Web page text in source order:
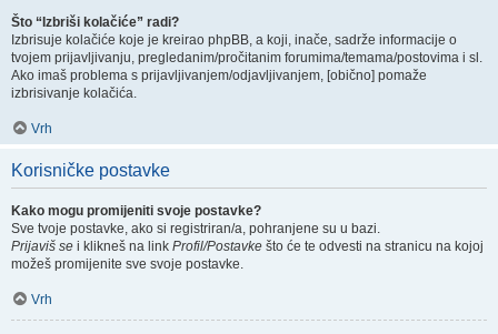
Što “Izbriši kolačiće” radi?
Izbrisuje kolačiće koje je kreirao phpBB, a koji, inače, sadrže informacije o
tvojem prijavljivanju, pregledanim/pročitanim forumima/temama/postovima i sl.
Ako imaš problema s prijavljivanjem/odjavljivanjem, [obično] pomaže
izbrisivanje kolačića.
Vrh
Korisničke postavke
Kako mogu promijeniti svoje postavke?
Sve tvoje postavke, ako si registriran/a, pohranjene su u bazi.
Prijaviš se i klikneš na link Profil/Postavke što će te odvesti na stranicu na kojoj
možeš promijenite sve svoje postavke.
Vrh